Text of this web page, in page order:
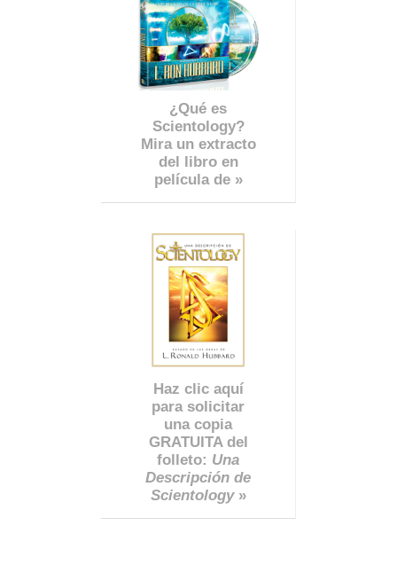
¿Qué es
Scientology?
Mira un extracto
del libro en
película de »
Haz clic aquí
para solicitar
una copia
GRATUITA del
folleto: Una
Descripción de
Scientology»